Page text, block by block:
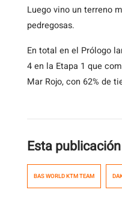
Luego vino un terreno
pedregosas.
En total en el Prólogo
4 en la Etapa 1 que
Mar Rojo, con 62% de
Esta
BAS WORLD KTM TEAM